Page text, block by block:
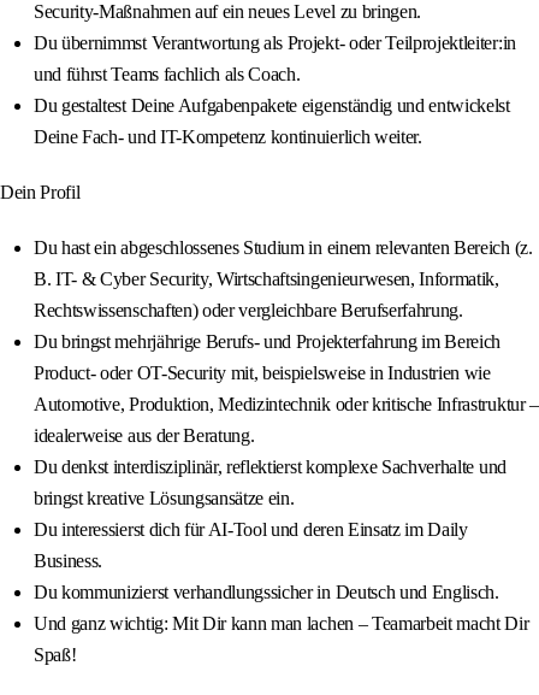
Security-Maßnahmen auf ein neues Level zu bringen.
Du übernimmst Verantwortung als Projekt- oder Teilprojektleiter:in
und führst Teams fachlich als Coach.
Du gestaltest Deine Aufgabenpakete eigenständig und entwickelst
Deine Fach- und IT-Kompetenz kontinuierlich weiter.
Dein Profil
Du hast ein abgeschlossenes Studium in einem relevanten Bereich (z.
B. IT- & Cyber Security, Wirtschaftsingenieurwesen, Informatik,
Rechtswissenschaften) oder vergleichbare Berufserfahrung.
Du bringst mehrjährige Berufs- und Projekterfahrung im Bereich
Product- oder OT-Security mit, beispielsweise in Industrien wie
Automotive, Produktion, Medizintechnik oder kritische Infrastruktur –
idealerweise aus der Beratung.
Du denkst interdisziplinär, reflektierst komplexe Sachverhalte und
bringst kreative Lösungsansätze ein.
Du interessierst dich für AI-Tool und deren Einsatz im Daily
Business.
Du kommunizierst verhandlungssicher in Deutsch und Englisch.
Und ganz wichtig: Mit Dir kann man lachen – Teamarbeit macht Dir
Spaß!